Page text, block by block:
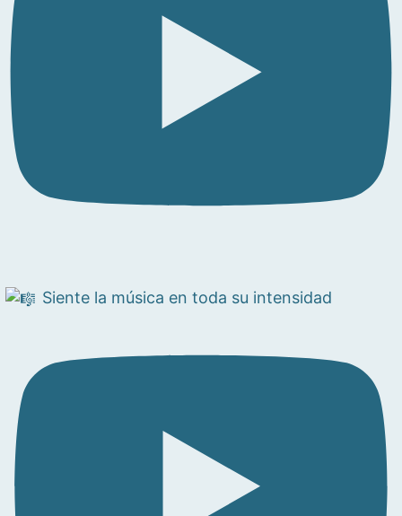
Siente la música en toda su intensidad